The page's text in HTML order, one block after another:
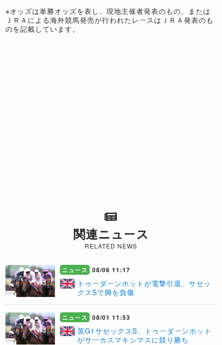
※オッズは単勝オッズを表し、現地主催者発表のもの、または
ＪＲＡによる海外競馬発売が行われたレースはＪＲＡ発表のも
のを記載しています。
関連ニュース
RELATED NEWS
ニュース 08/06 11:17
トゥーダーンホットが電撃引退、サセッ
クスSで脚を負傷
ニュース 08/01 11:53
英G1サセックスS、トゥーダーンホット
がサーカスマキシマスに競り勝ち